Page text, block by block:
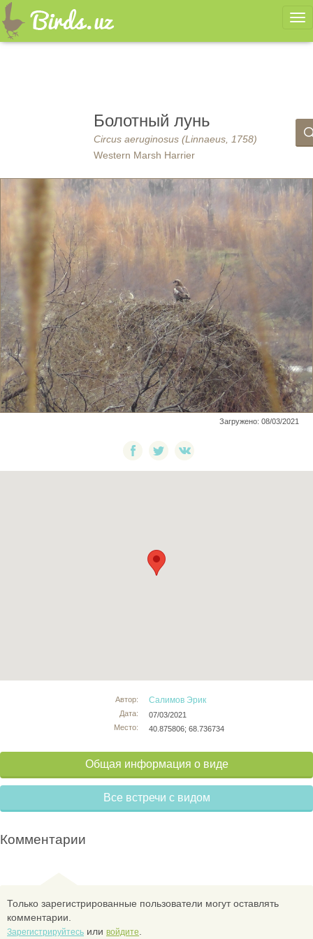
Болотный лунь
Circus aeruginosus (Linnaeus, 1758)
Western Marsh Harrier
Загружено: 08/03/2021
Автор:
Дата:
Место:
Салимов Эрик
07/03/2021
40.875806; 68.736734
Общая информация о виде
Все встречи с видом
Комментарии
Только зарегистрированные пользователи могут оставлять
комментарии.
Зарегистрируйтесь или войдите